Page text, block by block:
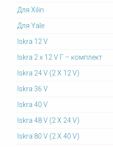
Для Xilin
Для Yale
Iskra 12 V
Iskra 2 x 12 V Г – комплект
Iskra 24 V (2 X 12 V)
Iskra 36 V
Iskra 40 V
Iskra 48 V (2 X 24 V)
Iskra 80 V (2 X 40 V)